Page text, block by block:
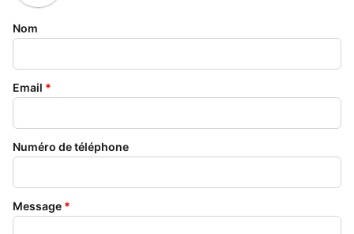
Nom
Email *
Numéro de téléphone
Message *